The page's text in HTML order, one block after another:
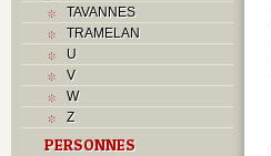
TAVANNES
TRAMELAN
U
V
W
Z
PERSONNES